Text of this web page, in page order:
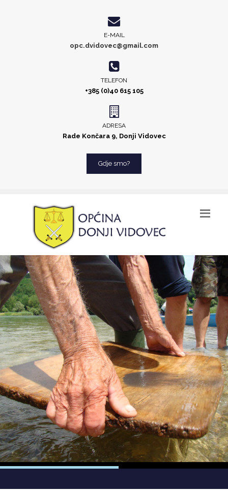
E-MAIL
opc.dvidovec@gmail.com
TELEFON
+385 (0)40 615 105
ADRESA
Rade Končara 9, Donji Vidovec
Gdje smo?